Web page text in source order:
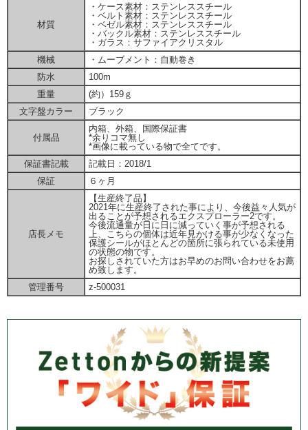
材質
・ケース素材：ステンレススチール
・ベルト素材：ステンレススチール
・ベゼル素材：ステンレススチール
・バックル素材：ステンレススチール
・ガラス：サファイアクリスタル
機械
・ムーブメント：自動巻き
防水
100m
重量
(約）159ｇ
文字盤カラー
ブラック
付属品
内箱、外箱、国際保証書
*余りコマ無し
*画像に載っている物で全てです。
保証書記載
記載日：2018/1
保証
６ヶ月
店長メモ
【生産終了品】
2021年に生産終了された事により、今後益々人気が
出ることが予想されるエクスプローラー2です。
今後流通量が日に日に減っていく事が予想される
上、こちらの個体は近年見かける事が少なくなった
保護シールがほとんどの箇所に張られている未使用
の状態の物です。
お探しされていた方はお早めのお問い合わせをお薦
め致します。
管理番号
z-500031